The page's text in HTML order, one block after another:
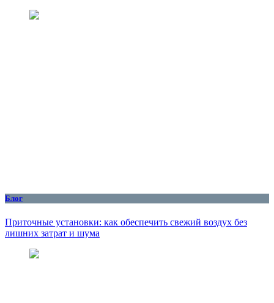
Блог
Приточные установки: как обеспечить свежий воздух без
лишних затрат и шума